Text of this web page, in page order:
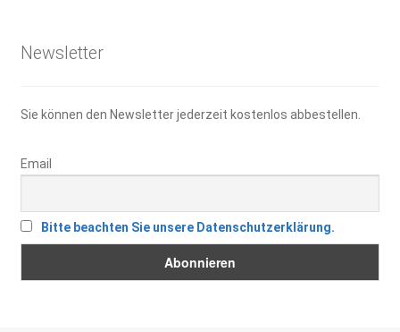
Newsletter
Sie können den Newsletter jederzeit kostenlos abbestellen.
Email
Bitte beachten Sie unsere Datenschutzerklärung.